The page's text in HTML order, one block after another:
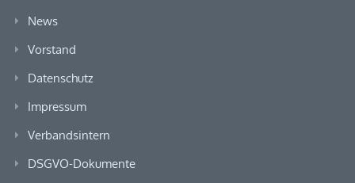
News
Vorstand
Datenschutz
Impressum
Verbandsintern
DSGVO-Dokumente